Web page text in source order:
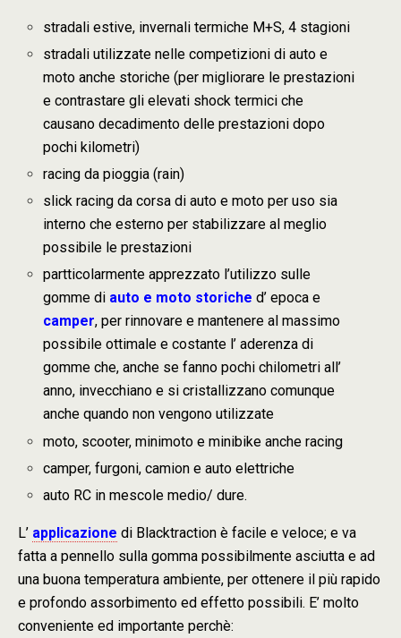
stradali estive, invernali termiche M+S, 4 stagioni
stradali utilizzate nelle competizioni di auto e
moto anche storiche (per migliorare le prestazioni
e contrastare gli elevati shock termici che
causano decadimento delle prestazioni dopo
pochi kilometri)
racing da pioggia (rain)
slick racing da corsa di auto e moto per uso sia
interno che esterno per stabilizzare al meglio
possibile le prestazioni
partticolarmente apprezzato l’utilizzo sulle
gomme di auto e moto storiche d’ epoca e
camper, per rinnovare e mantenere al massimo
possibile ottimale e costante l’ aderenza di
gomme che, anche se fanno pochi chilometri all’
anno, invecchiano e si cristallizzano comunque
anche quando non vengono utilizzate
moto, scooter, minimoto e minibike anche racing
camper, furgoni, camion e auto elettriche
auto RC in mescole medio/ dure.
L’ applicazione di Blacktraction è facile e veloce; e va
fatta a pennello sulla gomma possibilmente asciutta e ad
una buona temperatura ambiente, per ottenere il più rapido
e profondo assorbimento ed effetto possibili. E’ molto
conveniente ed importante perchè: